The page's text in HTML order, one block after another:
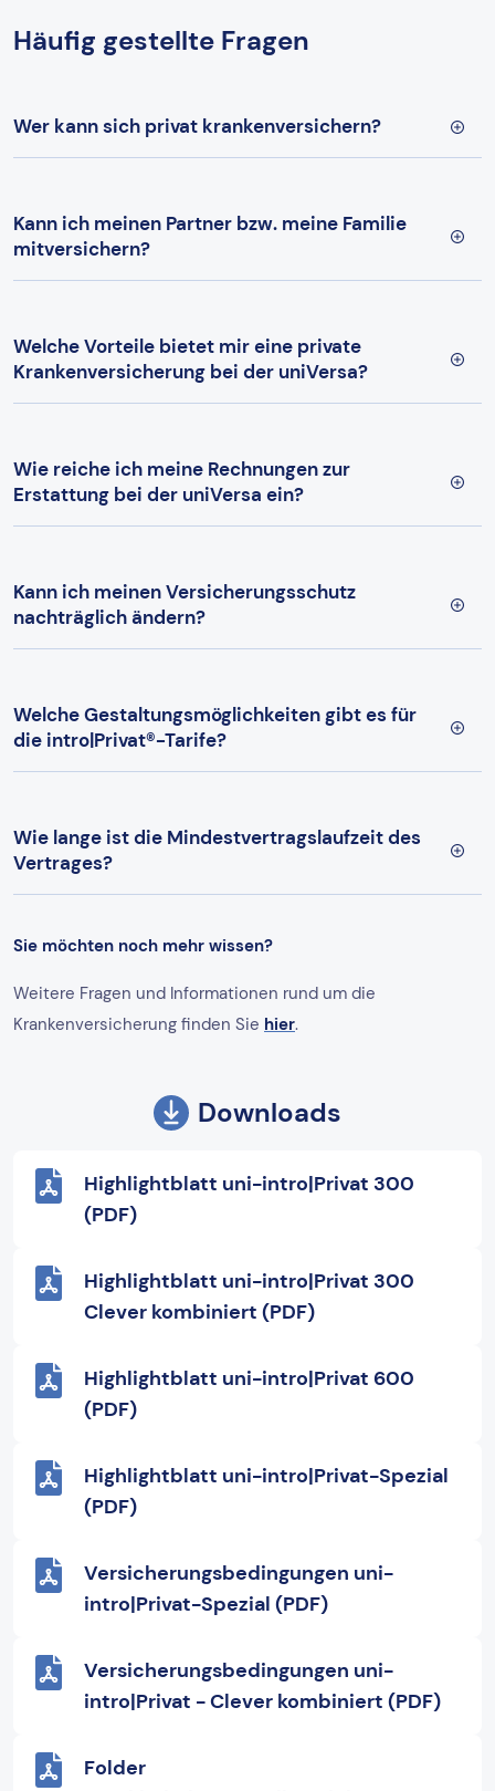
Häufig gestellte Fragen
Wer kann sich privat krankenversichern?
Kann ich meinen Partner bzw. meine Familie
mitversichern?
Welche Vorteile bietet mir eine private
Krankenversicherung bei der uniVersa?
Wie reiche ich meine Rechnungen zur
Erstattung bei der uniVersa ein?
Kann ich meinen Versicherungsschutz
nachträglich ändern?
Welche Gestaltungsmöglichkeiten gibt es für
die intro|Privat®-Tarife?
Wie lange ist die Mindestvertragslaufzeit des
Vertrages?
Sie möchten noch mehr wissen?
Weitere Fragen und Informationen rund um die
Krankenversicherung finden Sie hier.
Downloads
Highlightblatt uni-intro|Privat 300
(PDF)
Highlightblatt uni-intro|Privat 300
Clever kombiniert (PDF)
Highlightblatt uni-intro|Privat 600
(PDF)
Highlightblatt uni-intro|Privat-Spezial
(PDF)
Versicherungsbedingungen uni-
intro|Privat-Spezial (PDF)
Versicherungsbedingungen uni-
intro|Privat - Clever kombiniert (PDF)
Folder